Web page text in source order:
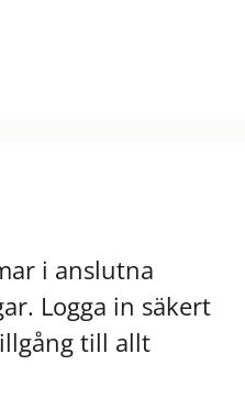
i anslutna
Logga in säkert
till allt